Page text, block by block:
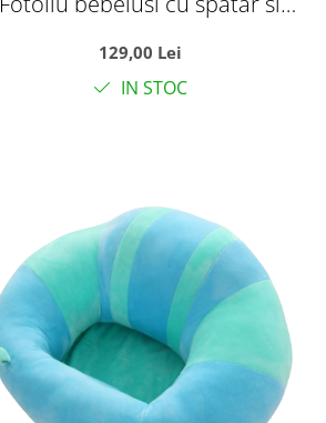
Motanelul gri
129,00 Lei
IN STOC